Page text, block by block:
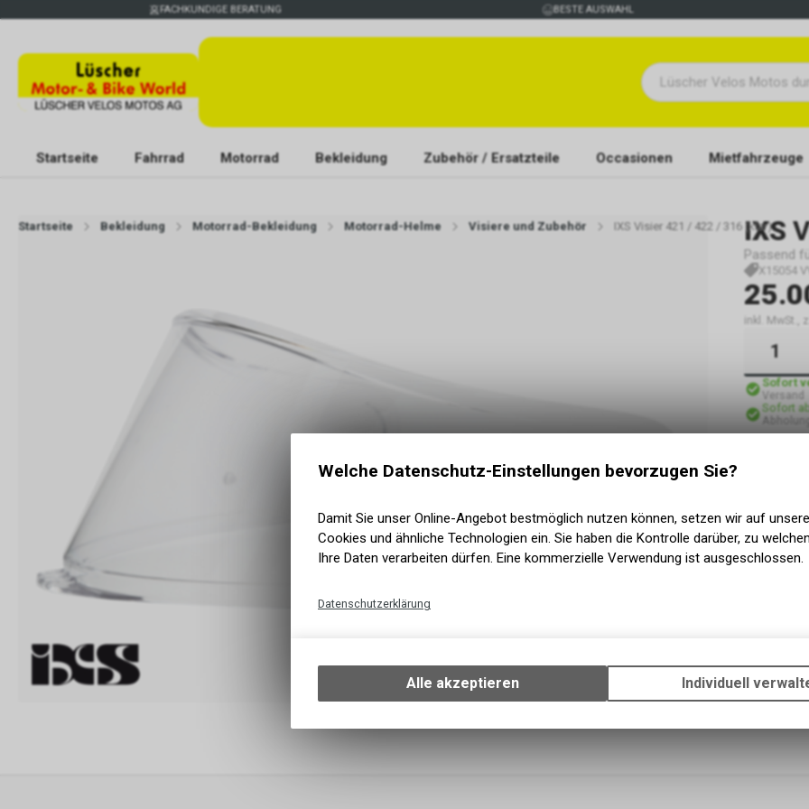
FACHKUNDIGE BERATUNG BESTE AUSWAHL
Startseite Fahrrad Motorrad Bekleidung Zubehör / Ersatzteile Occasionen Mietfahrzeuge
Startseite Bekleidung Motorrad-Bekleidung Motorrad-Helme Visiere und Zubehör IXS Visier 421 / 422 / 316 (klar)
IXS
Passend
X15054
inkl. MwSt.,
Sofort
Versand
Sofort
Welche Datenschutz-Einstellungen bevorzugen Sie?
Damit Sie unser Online-Angebot bestmöglich nutzen können, setzen wir auf
Cookies und ähnliche Technologien ein. Sie haben die Kontrolle darüber, zu
Ihre Daten verarbeiten dürfen. Eine kommerzielle Verwendung ist ausgeschlossen.
Datenschutzerklärung
Ihrem Gerät, um die grundlegenden Funktionen unseres Online-
Verwendung des Warenkorbs, zu ermöglichen. Bitte beachten Sie,
zulassen.
Alle akzeptieren Individuell